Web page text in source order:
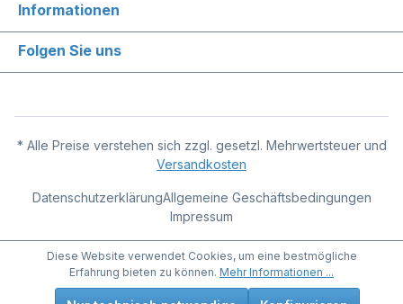
Informationen
Folgen Sie uns
* Alle Preise verstehen sich zzgl. gesetzl. Mehrwertsteuer und
Versandkosten
DatenschutzerklärungAllgemeine Geschäftsbedingungen
Impressum
Diese Website verwendet Cookies, um eine bestmögliche
Erfahrung bieten zu können. Mehr Informationen ...